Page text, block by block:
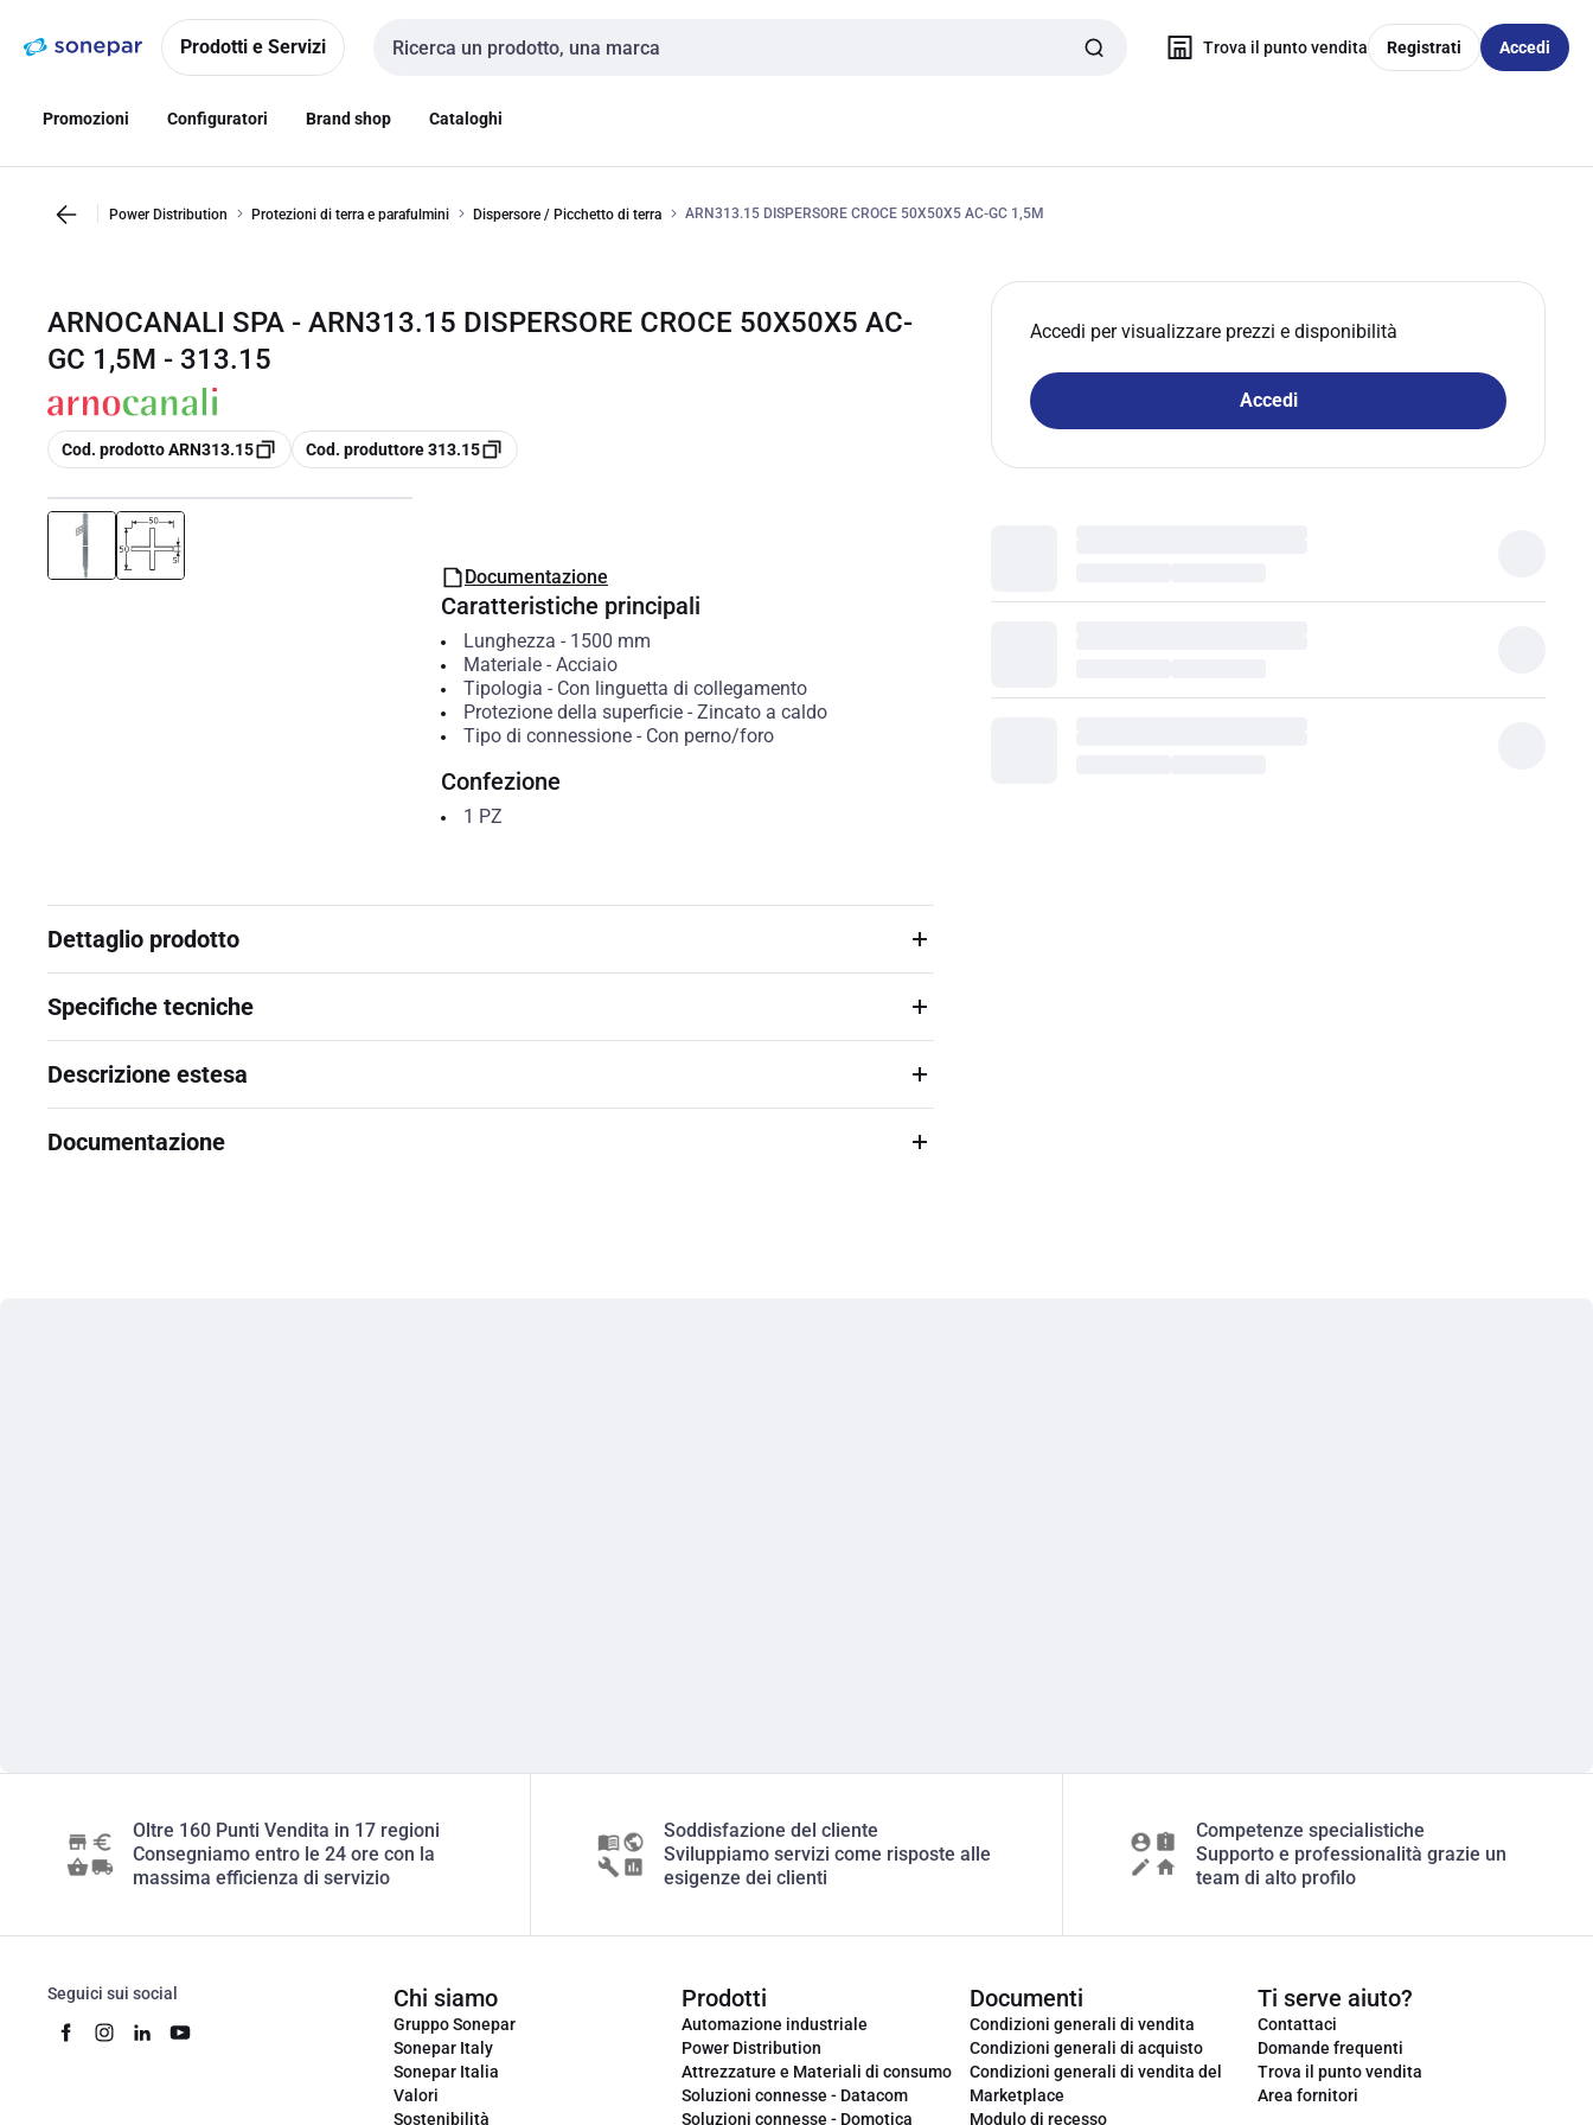
navigazionealla
Prodotti e Servizi
Cerca input
Trova il punto vendita Registrati Accedi
Promozioni Configuratori Brand shop Cataloghi
Power Distribution Protezioni di terra e parafulmini Dispersore / Picchetto di terra ARN313.15 DISPERSORE CROCE 50X50X5 AC-GC 1,5M
ARNOCANALI SPA - ARN313.15 DISPERSORE CROCE 50X50X5 AC-
GC 1,5M - 313.15
copia
Cod. prodotto ARN313.15 copia
Cod. produttore 313.15
Accedi per visualizzare prezzi e disponibilità
Accedi
Documentazione
Caratteristiche principali
Lunghezza - 1500 mm
Materiale- Acciaio
Tipologia - Con linguetta di collegamento
Protezione della superficie- Zincato a caldo
Tipo di connessione- Con perno/foro
Confezione
1 PZ
Dettaglio prodotto
Specifiche tecniche
Descrizione estesa
Documentazione
Oltre 160 Punti Vendita in 17 regioni
Consegniamo entro le 24 ore con la
massima efficienza di servizio
Soddisfazione del cliente
Sviluppiamo servizi come risposte alle
esigenze dei clienti
Competenze specialistiche
Supporto e professionalità grazie un
team di alto profilo
Seguici sui social Chi siamo
Gruppo Sonepar
Sonepar Italy
Sonepar Italia
Valori
Sostenibilità
Prodotti
Automazione industriale
Power Distribution
Attrezzature e Materiali di consumo
Soluzioni connesse - Datacom
Soluzioni connesse - Domotica
Documenti
Condizioni generali di vendita
Condizioni generali di acquisto
Condizioni generali di vendita del
Marketplace
Modulo di recesso
Ti serve aiuto?
Contattaci
Domande frequenti
Trova il punto vendita
Area fornitori